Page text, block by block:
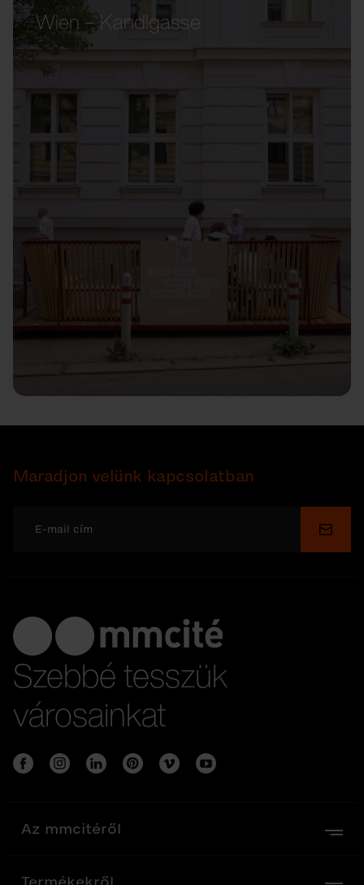
Wien – Kandlgasse
Maradjon velünk kapcsolatban
Szebbé tesszük
városainkat
Az mmcitéről